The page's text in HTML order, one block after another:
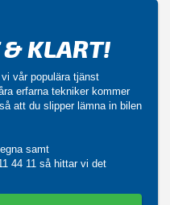
KLART!
vår populära tjänst
erfarna tekniker kommer
att du slipper lämna in bilen
samt
44 11 så hittar vi det